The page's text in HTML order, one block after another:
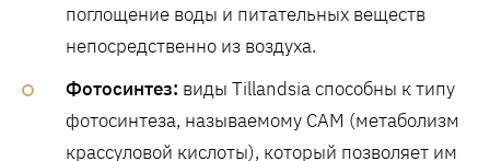
поглощение воды и питательных веществ
непосредственно из воздуха.
Фотосинтез: виды Tillandsia способны к типу
фотосинтеза, называемому CAM (метаболизм
крассуловой кислоты), который позволяет им